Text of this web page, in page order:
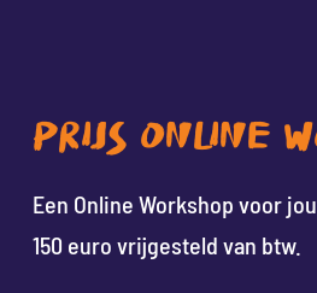
PRIJS ONLINE
Een Online Workshop voor
150 euro vrijgesteld van btw.